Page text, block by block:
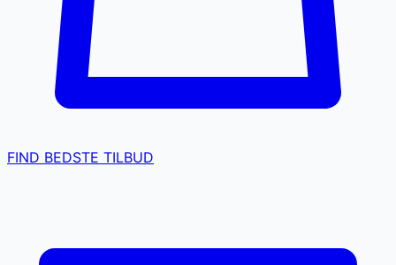
FIND BEDSTE TILBUD